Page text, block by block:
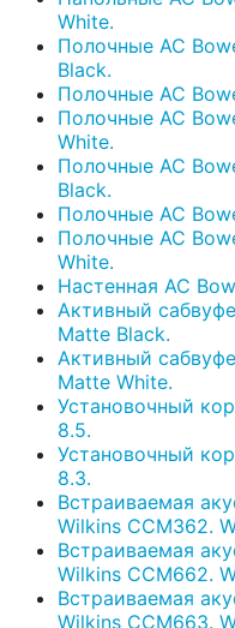
White.
Полочные АС
Black.
Полочные АС
Полочные АС
White.
Полочные АС
Black.
Полочные АС
Полочные АС
White.
Настенная АС
Активный
Matte Black.
Активный
Matte White.
Установочный
8.5.
Установочный
8.3.
Встраиваемая
Wilkins CCM362.
Встраиваемая
Wilkins CCM662.
Встраиваемая
Wilkins CCM663.